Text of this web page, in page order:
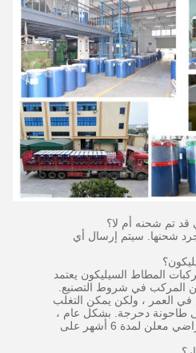
تم شحنه أم لا؟
شحنها.
سيتم إرسال أي
المطاط السيليكون يعتمد
المركب في شروط التصنيع.
في العمر ، ولكن يمكن التغلب
طاحونة دحرجة.
بشكل عام ،
فإن معظم المركبات لها عمر إفتراضي معلن لمدة 6 أشهر على